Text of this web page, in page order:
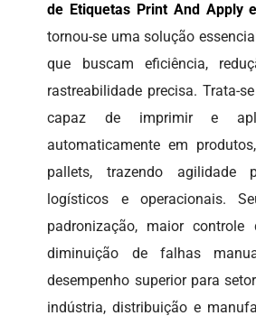
de Etiquetas Print And Apply
tornou-se uma solução
que buscam eficiência,
rastreabilidade precisa. Trata-
capaz de imprimir e
automaticamente em
pallets, trazendo agilidade
logísticos e operacionais.
padronização, maior controle
diminuição de falhas
desempenho superior para
indústria, distribuição e